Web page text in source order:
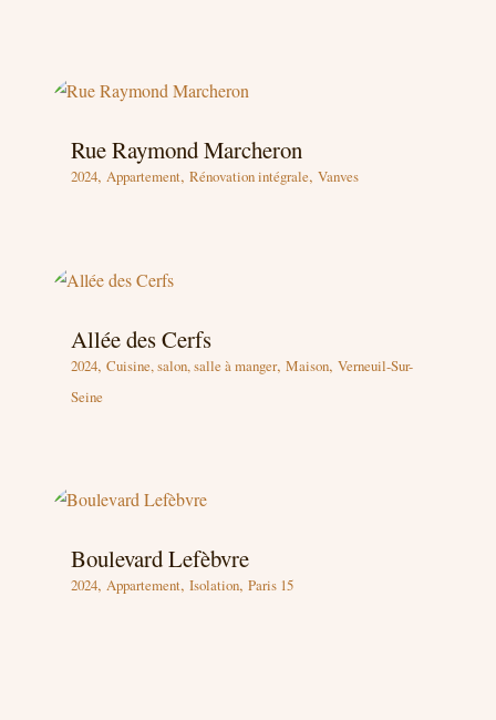
Rue Raymond Marcheron
2024, Appartement, Rénovation intégrale, Vanves
Allée des Cerfs
2024, Cuisine, salon, salle à manger, Maison, Verneuil-Sur-
Seine
Boulevard Lefèbvre
2024, Appartement, Isolation, Paris 15